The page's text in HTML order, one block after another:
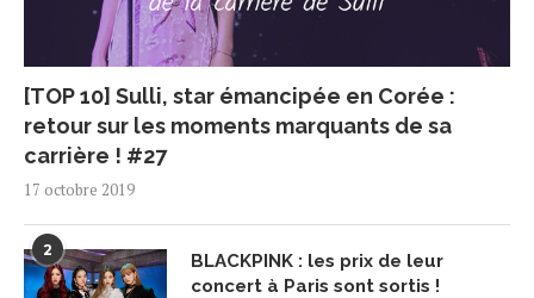
[TOP 10] Sulli, star émancipée en Corée :
retour sur les moments marquants de sa
carrière ! #27
17 octobre 2019
2
BLACKPINK : les prix de leur
concert à Paris sont sortis !